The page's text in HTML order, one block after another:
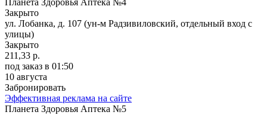
Закрыто
ул. Лобанка, д. 107 (ун-м Радзивиловский, отдельный вход с
улицы)
Закрыто
211,33 р.
под заказ в 01:50
10 августа
Забронировать
Эффективная реклама на сайте
Планета Здоровья Аптека №5